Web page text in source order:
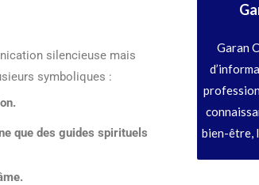
silencieuse mais
symboliques :
que des guides spirituels
Garan
bien-être,